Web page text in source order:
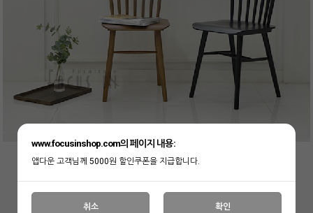
www.focusinshop.com의 페이지 내용:
앱다운 고객님께 5000원 할인쿠폰을 지급합니다.
취소 확인